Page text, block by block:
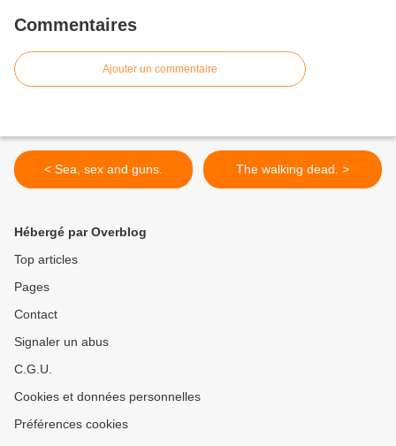
Commentaires
Ajouter un commentaire
< Sea, sex and guns. The walking dead. >
Hébergé par Overblog
Top articles
Pages
Contact
Signaler un abus
C.G.U.
Cookies et données personnelles
Préférences cookies